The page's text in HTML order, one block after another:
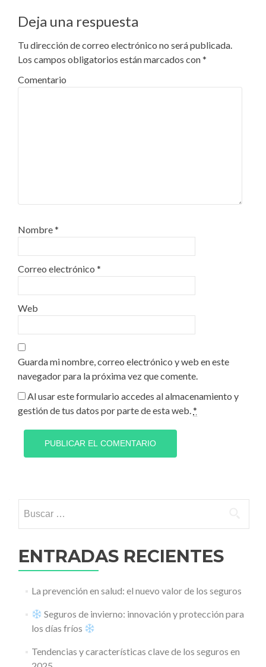
Deja una respuesta
Tu dirección de correo electrónico no será publicada.
Los campos obligatorios están marcados con*
Comentario
Nombre*
Correo electrónico *
Web
Guarda mi nombre, correo electrónico y web en este
navegador para la próxima vez que comente.
Al usar este formulario accedes al almacenamiento y
gestión de tus datos por parte de esta web.*
ENTRADAS RECIENTES
La prevención en salud: el nuevo valor de los seguros
Seguros de invierno: innovación y protección para
los días fríos
Tendencias y características clave de los seguros en